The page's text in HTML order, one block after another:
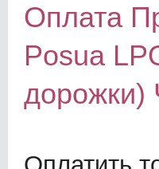
Оплата
Posua
дорожки)